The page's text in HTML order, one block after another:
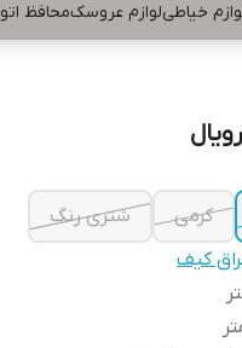
خیاطیلوازم عروسکمحافظ اتو
کرمی
شتری رنگ‌
کیف